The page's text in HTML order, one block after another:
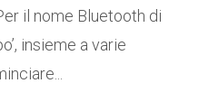
il nome Bluetooth di
insieme a varie